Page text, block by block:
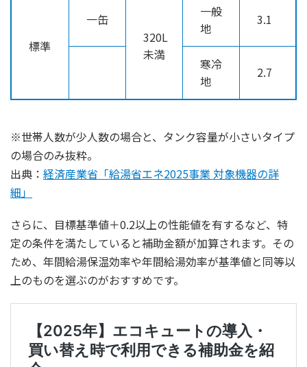
標準
一缶
320L
未満
一般
地
3.1
寒冷
地
2.7
※世帯人数が少人数の場合と、タンク容量が小さいタイプ
の場合のみ抜粋。
出典： 経済産業省「給湯省エネ2025事業 対象機器の詳
細」
さらに、目標基準値＋0.2以上の性能値を有するなど、特
定の条件を満たしていると補助金額が加算されます。その
ため、年間給湯保温効率や年間給湯効率が基準値と同等以
上のものを選ぶのがおすすめです。